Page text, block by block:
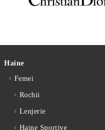
Haine
Femei
Rochii
Lenjerie
Haine Sportive